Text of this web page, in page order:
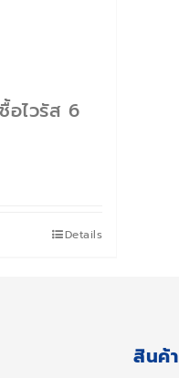
อไวรัส 6
Details
สินค้า